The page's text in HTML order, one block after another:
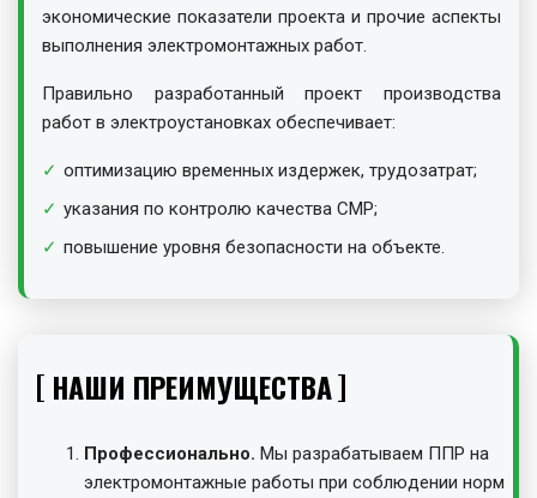
экономические показатели проекта и прочие аспекты
выполнения электромонтажных работ.
Правильно разработанный проект производства
работ в электроустановках обеспечивает:
оптимизацию временных издержек, трудозатрат;
указания по контролю качества СМР;
повышение уровня безопасности на объекте.
НАШИ ПРЕИМУЩЕСТВА
Профессионально. Мы разрабатываем ППР на
электромонтажные работы при соблюдении норм